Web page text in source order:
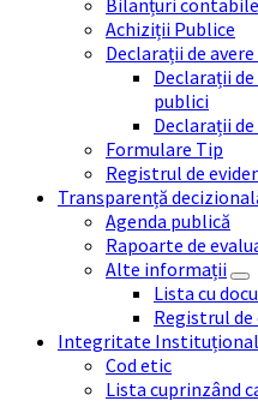
Bilanțuri contabile
Achiziții Publice
Declarații de
Declarații
publici
Declarații
Formulare Tip
Registrul de
Transparență
Agenda publică
Rapoarte de
Alte informații
Lista cu
Registrul
Integritate
Cod etic
Lista cuprinzând